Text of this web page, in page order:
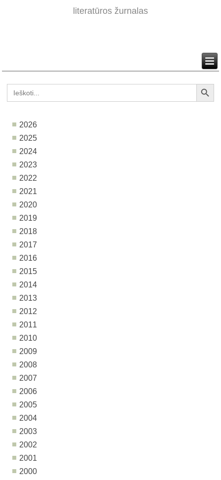
literatūros žurnalas
for:
Search Button
2026
2025
2024
2023
2022
2021
2020
2019
2018
2017
2016
2015
2014
2013
2012
2011
2010
2009
2008
2007
2006
2005
2004
2003
2002
2001
2000